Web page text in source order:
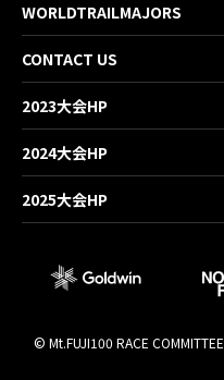
WORLDTRAILMAJORS
CONTACT US
2023大会HP
2024大会HP
2025大会HP
© Mt.FUJI100 RACE